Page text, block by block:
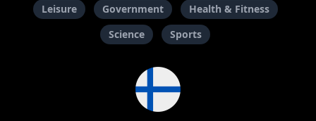
Leisure
Government
Health & Fitness
Science
Sports